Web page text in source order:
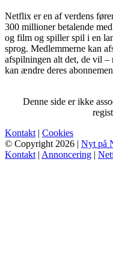
Netflix er en af verdens
300 millioner betalende
og film og spiller spil i en
sprog. Medlemmerne kan
afspilningen alt det, de vil –
kan ændre deres
Denne side er ikke
Kontakt | Cookies
© Copyright 2026 | Nyt på
Kontakt | Annoncering |